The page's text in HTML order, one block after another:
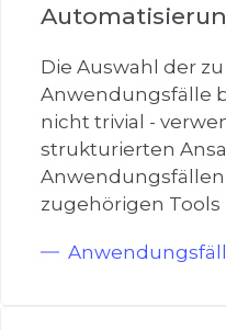
Die Auswahl der
Anwendungsfälle
nicht trivial -
strukturierten
zugehörigen